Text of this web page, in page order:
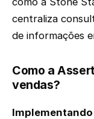
centraliza
de informações
Como a
vendas?